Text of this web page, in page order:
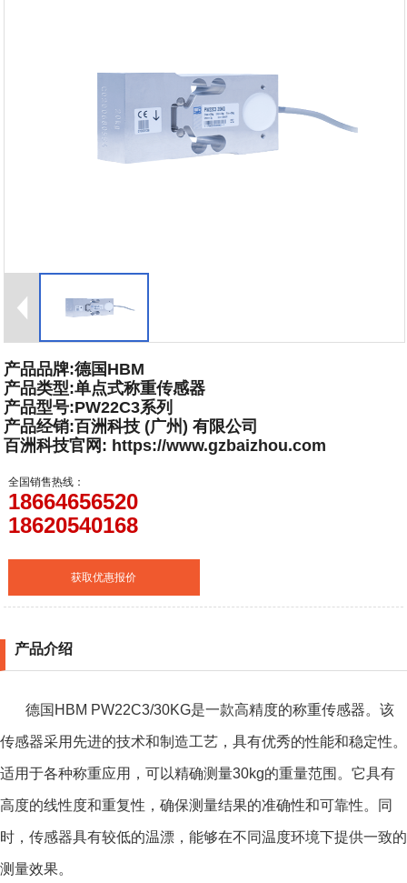
产品品牌:德国HBM
产品类型:单点式称重传感器
产品型号:PW22C3系列
产品经销:百洲科技 (广州) 有限公司
百洲科技官网: https://www.gzbaizhou.com
全国销售热线：
18664656520
18620540168
获取优惠报价
产品介绍
德国HBM PW22C3/30KG是一款高精度的称重传感器。该
传感器采用先进的技术和制造工艺，具有优秀的性能和稳定性。
适用于各种称重应用，可以精确测量30kg的重量范围。它具有
高度的线性度和重复性，确保测量结果的准确性和可靠性。同
时，传感器具有较低的温漂，能够在不同温度环境下提供一致的
测量效果。